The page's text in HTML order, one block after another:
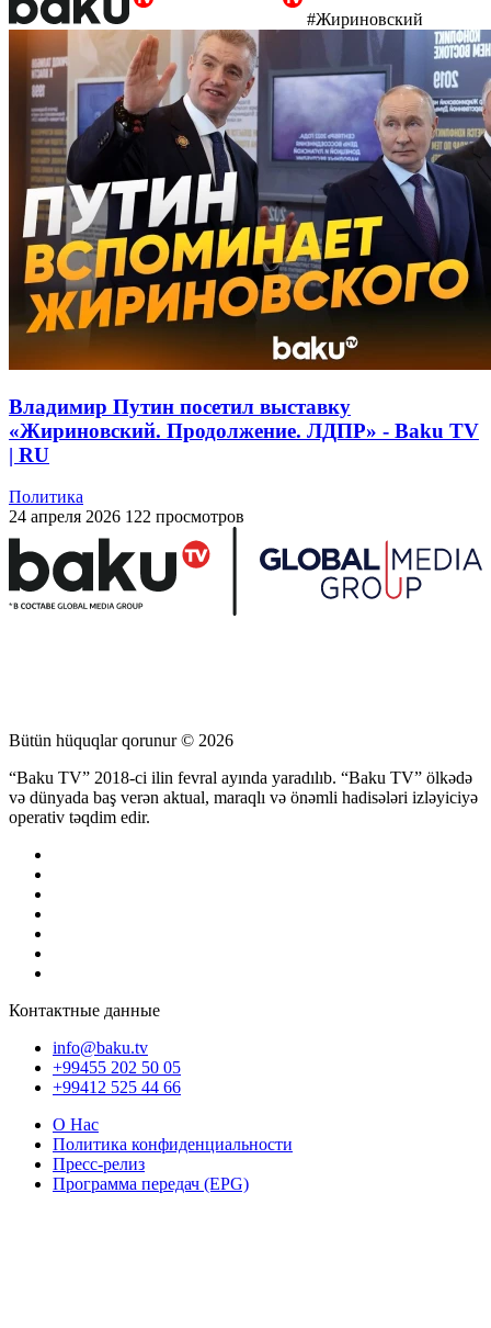
#Жириновский
Владимир Путин посетил выставку
«Жириновский. Продолжение. ЛДПР» - Baku TV
| RU
Политика
24 апреля 2026 122 просмотров
Bütün hüquqlar qorunur © 2026
“Baku TV” 2018-ci ilin fevral ayında yaradılıb. “Baku TV” ölkədə
və dünyada baş verən aktual, maraqlı və önəmli hadisələri izləyiciyə
operativ təqdim edir.
Контактные данные
info@baku.tv
+99455 202 50 05
+99412 525 44 66
О Нас
Политика конфиденциальности
Пресс-релиз
Программа передач (EPG)